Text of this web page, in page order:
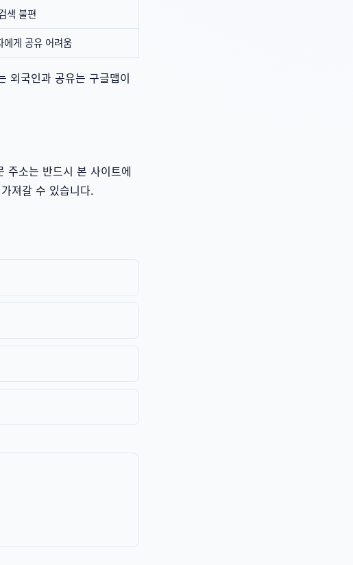
색 불편
에게 공유 어려움
외국인과 공유는 구글맵이
소는 반드시 본 사이트에
져갈 수 있습니다.